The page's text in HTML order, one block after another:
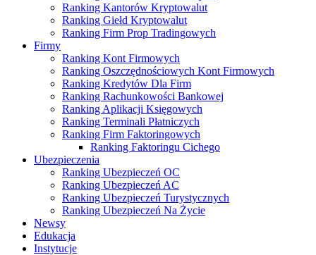
Ranking Kantorów Kryptowalut
Ranking Giełd Kryptowalut
Ranking Firm Prop Tradingowych
Firmy
Ranking Kont Firmowych
Ranking Oszczędnościowych Kont Firmowych
Ranking Kredytów Dla Firm
Ranking Rachunkowości Bankowej
Ranking Aplikacji Księgowych
Ranking Terminali Płatniczych
Ranking Firm Faktoringowych
Ranking Faktoringu Cichego
Ubezpieczenia
Ranking Ubezpieczeń OC
Ranking Ubezpieczeń AC
Ranking Ubezpieczeń Turystycznych
Ranking Ubezpieczeń Na Życie
Newsy
Edukacja
Instytucje